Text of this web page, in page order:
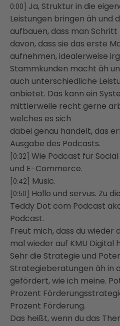
0:00]
Ja, Struktur in die
Leistungen bringen äh und
aufbauen, dass man
davon, dass sie das erste
aufnehmen, idealerweise
Stammkunden macht äh
auch unterschiedliche
anbietet. Das kann ein
mittlerweile recht gerne
welches es sich
dabei genau handelt, das
Ausgabe des Podcasts.
[0:32] Wie Podcast für
und E-Commerce.
[0:42] Music.
[0:50]
Hallo und servus. Zu
Teddy Dot com Podcast
Podcast.
Freut mich, dass du wieder
mal wieder auf KMU Digital
Sehr die Strategie und
Strategieberatungen äh in
gefördert, wie ich meine.
Prozent
Prozent Förderung.
Das heißt, wenn du das